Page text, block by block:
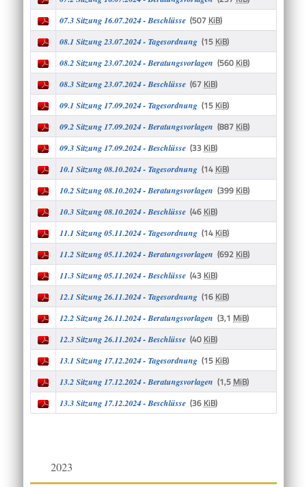
07.3 Sitzung 16.07.2024 - Beschlüsse (507 KiB)
08.1 Sitzung 23.07.2024 - Tagesordnung (15 KiB)
08.2 Sitzung 23.07.2024 - Beratungsvorlagen (560 KiB)
08.3 Sitzung 23.07.2024 - Beschlüsse (67 KiB)
09.1 Sitzung 17.09.2024 - Tagesordnung (15 KiB)
09.2 Sitzung 17.09.2024 - Beratungsvorlagen (887 KiB)
09.3 Sitzung 17.09.2024 - Beschlüsse (33 KiB)
10.1 Sitzung 08.10.2024 - Tagesordnung (14 KiB)
10.2 Sitzung 08.10.2024 - Beratungsvorlagen (399 KiB)
10.3 Sitzung 08.10.2024 - Beschlüsse (46 KiB)
11.1 Sitzung 05.11.2024 - Tagesordnung (14 KiB)
11.2 Sitzung 05.11.2024 - Beratungsvorlagen (692 KiB)
11.3 Sitzung 05.11.2024 - Beschlüsse (43 KiB)
12.1 Sitzung 26.11.2024 - Tagesordnung (16 KiB)
12.2 Sitzung 26.11.2024 - Beratungsvorlagen (3,1 MiB)
12.3 Sitzung 26.11.2024 - Beschlüsse (40 KiB)
13.1 Sitzung 17.12.2024 - Tagesordnung (15 KiB)
13.2 Sitzung 17.12.2024 - Beratungsvorlagen (1,5 MiB)
13.3 Sitzung 17.12.2024 - Beschlüsse (36 KiB)
2023